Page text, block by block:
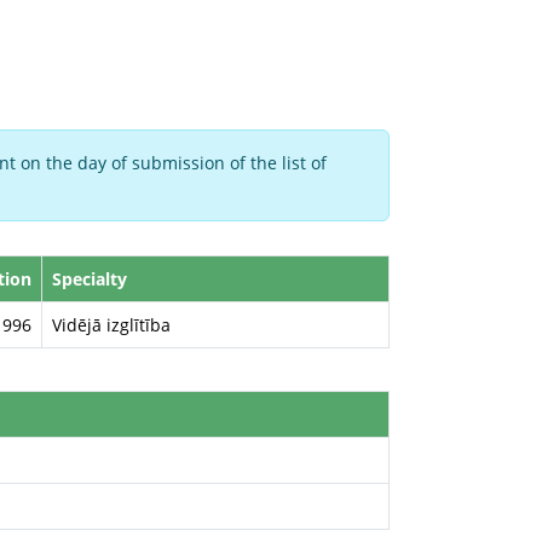
on the day of submission of the list of
Specialty
Vidējā izglītība